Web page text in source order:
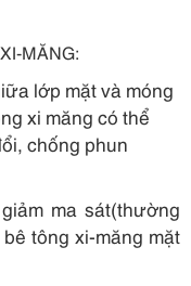
MĂNG:
lớp mặt và móng
xi măng có thể
chống phun
ma sát(thường
tông xi-măng mặt